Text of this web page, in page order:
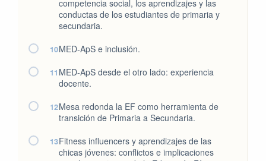
competencia social, los aprendizajes y las
conductas de los estudiantes de primaria y
secundaria.
10MED-ApS e inclusión.
11 MED-ApS desde el otro lado: experiencia
docente.
12Mesa redonda la EF como herramienta de
transición de Primaria a Secundaria.
13Fitness influencers y aprendizajes de las
chicas jóvenes: conflictos e implicaciones